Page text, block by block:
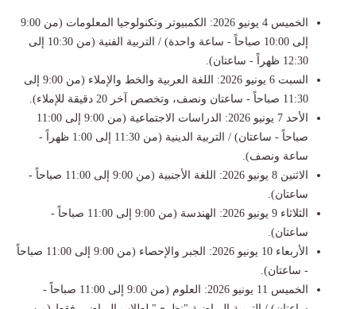
الخميس 4 يونيو 2026: الكمبيوتر وتكنولوجيا المعلومات (من 9:00
إلى 10:00 صباحاً - ساعة واحدة) / التربية الفنية (من 10:30 إلى
12:30 ظهراً - ساعتان).
السبت 6 يونيو 2026: اللغة العربية والخط والإملاء (من 9:00 إلى
11:30 صباحاً - ساعتان ونصف، وتخصص آخر 20 دقيقة للإملاء).
الأحد 7 يونيو 2026: الدراسات الاجتماعية (من 9:00 إلى 11:00
صباحاً - ساعتان) / التربية الدينية (من 11:30 إلى 1:00 ظهراً -
ساعة ونصف).
الاثنين 8 يونيو 2026: اللغة الأجنبية (من 9:00 إلى 11:00 صباحاً -
ساعتان).
الثلاثاء 9 يونيو 2026: الهندسة (من 9:00 إلى 11:00 صباحاً -
ساعتان).
الأربعاء 10 يونيو 2026: الجبر والإحصاء (من 9:00 إلى 11:00 صباحاً
- ساعتان).
الخميس 11 يونيو 2026: العلوم (من 9:00 إلى 11:00 صباحاً -